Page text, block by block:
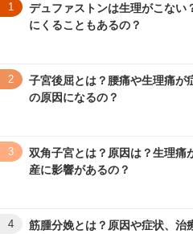
1
デュファストンは生理がこない
にくることもあるの？
2
子宮後屈とは？腰痛や生理痛が
の原因になるの？
3
双角子宮とは？原因は？生理痛
産に影響があるの？
4
筋腫分娩とは？原因や症状、治